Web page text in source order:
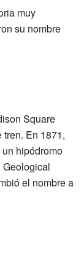
muy
su nombre
Square
En 1871,
hipódromo
el nombre a